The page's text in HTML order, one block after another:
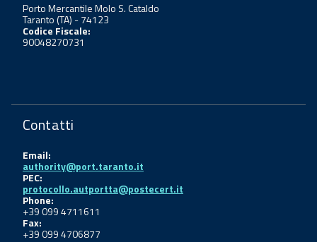
Porto Mercantile Molo S. Cataldo
Taranto (TA) - 74123
Codice Fiscale:
90048270731
Contatti
Email:
authority@port.taranto.it
PEC:
protocollo.autportta@postecert.it
Phone:
+39 099 4711611
Fax:
+39 099 4706877